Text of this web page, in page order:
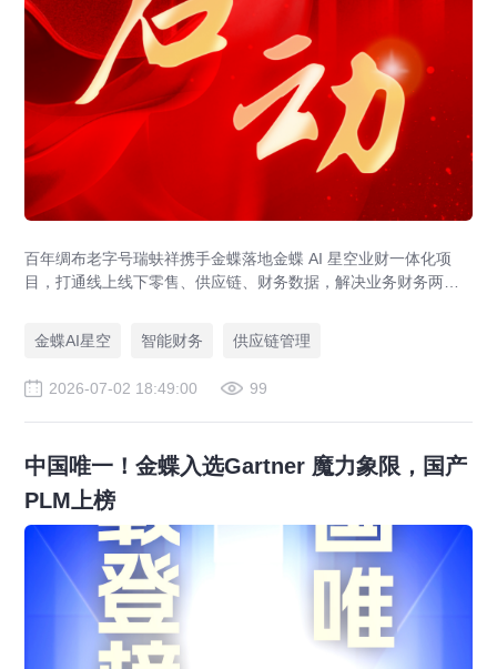
百年绸布老字号瑞蚨祥携手金蝶落地金蝶 AI 星空业财一体化项
目，打通线上线下零售、供应链、财务数据，解决业务财务两张
金蝶AI星空
智能财务 供应链管理
2026-07-02 18:49:00 99
中国唯一！金蝶入选Gartner 魔力象限，国产
PLM上榜